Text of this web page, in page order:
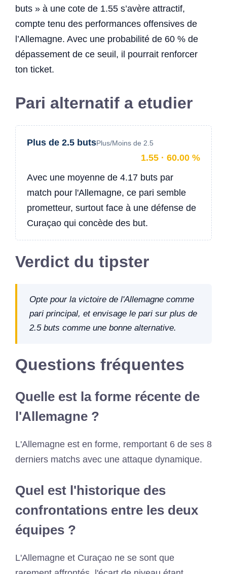
buts » à une cote de 1.55 s’avère attractif,
compte tenu des performances offensives de
l’Allemagne. Avec une probabilité de 60 % de
dépassement de ce seuil, il pourrait renforcer
ton ticket.
Pari alternatif a etudier
Plus de 2.5 butsPlus/Moins de 2.5
1.55 · 60.00 %
Avec une moyenne de 4.17 buts par
match pour l'Allemagne, ce pari semble
prometteur, surtout face à une défense de
Curaçao qui concède des but.
Verdict du tipster
Opte pour la victoire de l'Allemagne comme
pari principal, et envisage le pari sur plus de
2.5 buts comme une bonne alternative.
Questions fréquentes
Quelle est la forme récente de
l'Allemagne ?
L'Allemagne est en forme, remportant 6 de ses 8
derniers matchs avec une attaque dynamique.
Quel est l'historique des
confrontations entre les deux
équipes ?
L'Allemagne et Curaçao ne se sont que